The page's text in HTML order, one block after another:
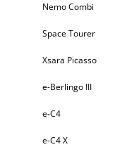
Nemo Combi
Space Tourer
Xsara Picasso
e-Berlingo III
e-C4
e-C4 X